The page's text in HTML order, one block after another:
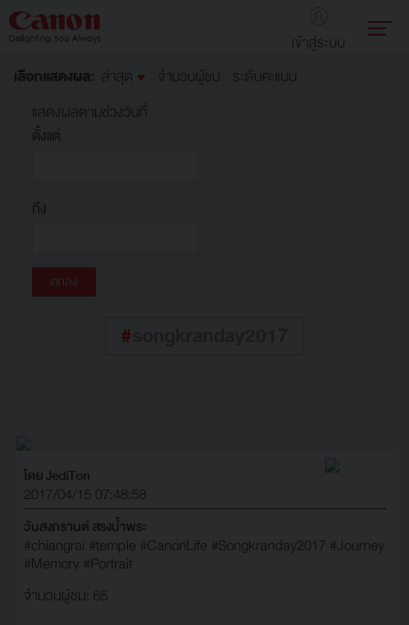
เข้าสู่ระบบ
เลือกแสดงผล: ล่าสุด จำนวนผู้ชม
ระดับคะแนน
แสดงผลตามช่วงวันที่
ตั้งแต่
ถึง
#
โดย JediTon
2017/04/15 07:48:58
วันสงกรานต์ สรงน้ำพระ
#chiangrai #temple #CanonLife #Songkranday2017 #Journey
#Memory #Portrait
จำนวนผู้ชม: 65